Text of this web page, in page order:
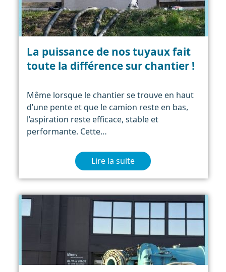
La puissance de nos tuyaux fait
toute la différence sur chantier !
Même lorsque le chantier se trouve en haut
d’une pente et que le camion reste en bas,
l’aspiration reste efficace, stable et
performante. Cette…
Lire la suite